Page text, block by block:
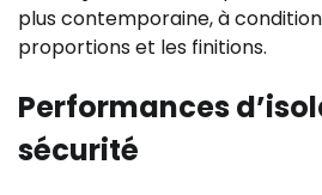
plus contemporaine, à
proportions et les finitions.
Performances
sécurité